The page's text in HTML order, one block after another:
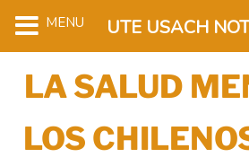
LA SALUD
LOS
MENU UTE USACH